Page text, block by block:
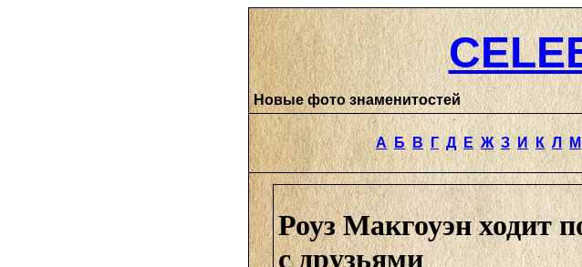
Новые фото знаменитостей
А Б В Г Д Е Ж З И К Л М
Роуз Макгоуэн ходит
с друзьями